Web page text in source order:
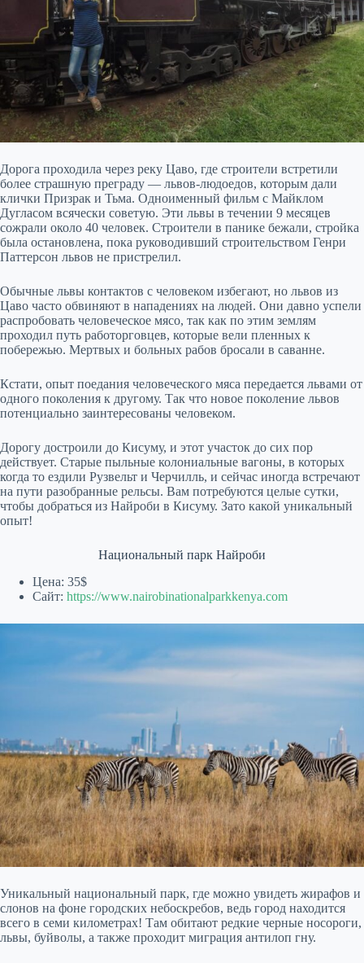
Дорога проходила через реку Цаво, где строители встретили
более страшную преграду — львов-людоедов, которым дали
клички Призрак и Тьма. Одноименный фильм с Майклом
Дугласом всячески советую. Эти львы в течении 9 месяцев
сожрали около 40 человек. Строители в панике бежали, стройка
была остановлена, пока руководивший строительством Генри
Паттерсон львов не пристрелил.
Обычные львы контактов с человеком избегают, но львов из
Цаво часто обвиняют в нападениях на людей. Они давно успели
распробовать человеческое мясо, так как по этим землям
проходил путь работорговцев, которые вели пленных к
побережью. Мертвых и больных рабов бросали в саванне.
Кстати, опыт поедания человеческого мяса передается львами от
одного поколения к другому. Так что новое поколение львов
потенциально заинтересованы человеком.
Дорогу достроили до Кисуму, и этот участок до сих пор
действует. Старые пыльные колониальные вагоны, в которых
когда то ездили Рузвельт и Черчилль, и сейчас иногда встречают
на пути разобранные рельсы. Вам потребуются целые сутки,
чтобы добраться из Найроби в Кисуму. Зато какой уникальный
опыт!
Национальный парк Найроби
Цена: 35$
Сайт: https://www.nairobinationalparkkenya.com
Уникальный национальный парк, где можно увидеть жирафов и
слонов на фоне городских небоскребов, ведь город находится
всего в семи километрах! Там обитают редкие черные носороги,
львы, буйволы, а также проходит миграция антилоп гну.